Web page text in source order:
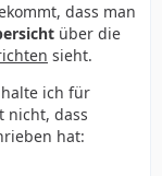
dass man
über die
sieht.
ich für
nicht, dass
hat: